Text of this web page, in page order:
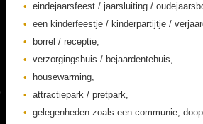
eindejaarsfeest / jaarsluiting /
een kinderfeestje / kinderpartijtje /
borrel / receptie,
verzorgingshuis / bejaardentehuis,
housewarming,
attractiepark / pretpark,
gelegenheden zoals een communie,